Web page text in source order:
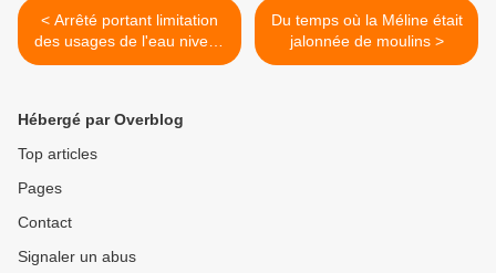
< Arrêté portant limitation
des usages de l'eau niveau
2, alerte renforcée
Du temps où la Méline était
jalonnée de moulins >
Hébergé par Overblog
Top articles
Pages
Contact
Signaler un abus